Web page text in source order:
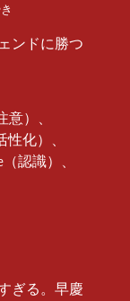
ンドに勝つ
意）、
化）、
認識）、
ぎる。早慶